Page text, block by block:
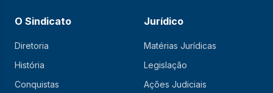
O Sindicato
Diretoria
História
Conquistas
Jurídico
Matérias Jurídicas
Legislação
Ações Judiciais